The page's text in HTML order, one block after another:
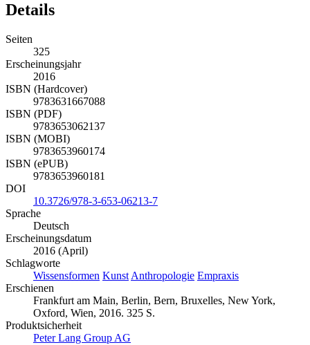
Details
Seiten
325
Erscheinungsjahr
2016
ISBN (Hardcover)
9783631667088
ISBN (PDF)
9783653062137
ISBN (MOBI)
9783653960174
ISBN (ePUB)
9783653960181
DOI
10.3726/978-3-653-06213-7
Sprache
Deutsch
Erscheinungsdatum
2016 (April)
Schlagworte
Wissensformen Kunst Anthropologie Empraxis
Erschienen
Frankfurt am Main, Berlin, Bern, Bruxelles, New York,
Oxford, Wien, 2016. 325 S.
Produktsicherheit
Peter Lang Group AG